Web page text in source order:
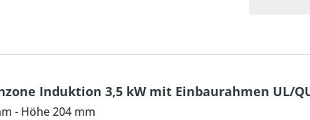
Induktion 3,5 kW mit Einbaurahmen UL/
- Höhe 204 mm